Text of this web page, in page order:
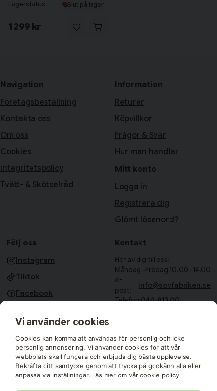
Lagerstatus Slut på lager
1 299 kr
Navigation
Företagsbeställning
Kontakta oss
Om oss
Cookies
integritetspolicy
Tvätt- & Skötselråd
Information
Returer
Köpvillkor
Frågor & Svar
Hur man handlar
Mitt konto
Logga in
Registrera dig
Glömt lösenord?
Följ oss
Instagram
Tiktok
Facebook
Kontakt
Hör av dig till oss!
Måndag–Fredag 10.00–14.00
e-
post:
info@sovfabriken.se
Telefon:044-813 00
28832 Vinslöv
Medlemmar i:
Vi använder cookies
Cookies kan komma att användas för personlig och icke
personlig annonsering. Vi använder cookies för att vår
webbplats skall fungera och erbjuda dig bästa upplevelse.
Bekräfta ditt samtycke genom att trycka på godkänn alla eller
anpassa via inställningar. Läs mer om vår cookie policy